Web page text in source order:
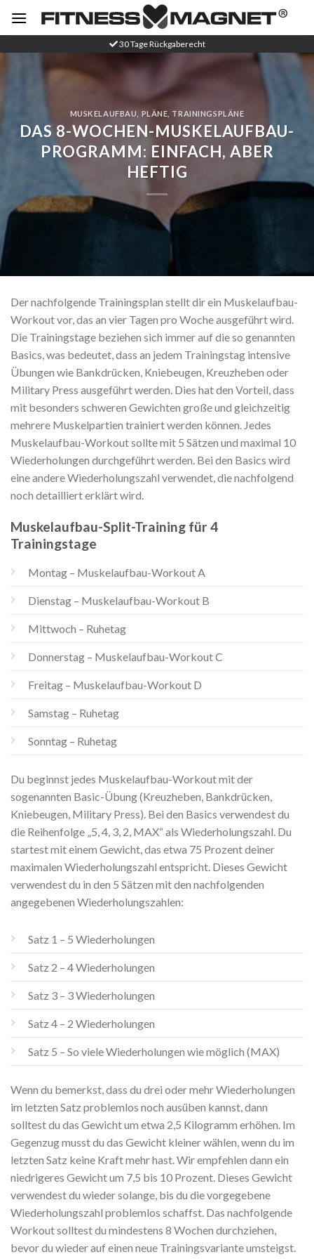
Inhalt
30 Tage Rückgaberecht
MUSKELAUFBAU PLÄNE TRAININGSPLÄNE
DAS 8-WOCHEN-MUSKELAUFBAU-
PROGRAMM: EINFACH, ABER
HEFTIG
Der nachfolgende Trainingsplan stellt dir ein Muskelaufbau-
Workout vor, das an vier Tagen pro Woche ausgeführt wird.
Die Trainingstage beziehen sich immer auf die so genannten
Basics, was bedeutet, dass an jedem Trainingstag intensive
Übungen wie Bankdrücken, Kniebeugen, Kreuzheben oder
Military Press ausgeführt werden. Dies hat den Vorteil, dass
mit besonders schweren Gewichten große und gleichzeitig
mehrere Muskelpartien trainiert werden können. Jedes
Muskelaufbau-Workout sollte mit 5 Sätzen und maximal 10
Wiederholungen durchgeführt werden. Bei den Basics wird
eine andere Wiederholungszahl verwendet, die nachfolgend
noch detailliert erklärt wird.
Muskelaufbau-Split-Training für 4
Trainingstage
Montag – Muskelaufbau-Workout A
Dienstag – Muskelaufbau-Workout B
Mittwoch – Ruhetag
Donnerstag – Muskelaufbau-Workout C
Freitag – Muskelaufbau-Workout D
Samstag – Ruhetag
Sonntag – Ruhetag
Du beginnst jedes Muskelaufbau-Workout mit der
sogenannten Basic-Übung (Kreuzheben, Bankdrücken,
Kniebeugen, Military Press). Bei den Basics verwendest du
die Reihenfolge „5, 4, 3, 2, MAX“ als Wiederholungszahl. Du
startest mit einem Gewicht, das etwa 75 Prozent deiner
maximalen Wiederholungszahl entspricht. Dieses Gewicht
verwendest du in den 5 Sätzen mit den nachfolgenden
angegebenen Wiederholungszahlen:
Satz 1 – 5 Wiederholungen
Satz 2 – 4 Wiederholungen
Satz 3 – 3 Wiederholungen
Satz 4 – 2 Wiederholungen
Satz 5 – So viele Wiederholungen wie möglich (MAX)
Wenn du bemerkst, dass du drei oder mehr Wiederholungen
im letzten Satz problemlos noch ausüben kannst, dann
solltest du das Gewicht um etwa 2,5 Kilogramm erhöhen. Im
Gegenzug musst du das Gewicht kleiner wählen, wenn du im
letzten Satz keine Kraft mehr hast. Wir empfehlen dann ein
niedrigeres Gewicht um 7,5 bis 10 Prozent. Dieses Gewicht
verwendest du wieder solange, bis du die vorgegebene
Wiederholungszahl problemlos schaffst. Das nachfolgende
Workout solltest du mindestens 8 Wochen durchziehen,
bevor du wieder auf einen neue Trainingsvariante umsteigst.